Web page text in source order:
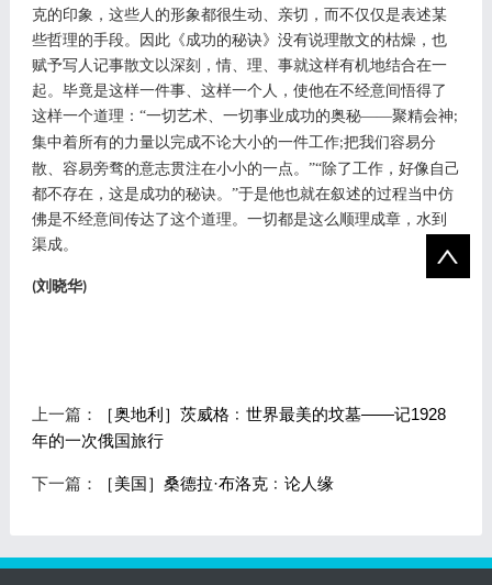
克的印象，这些人的形象都很生动、亲切，而不仅仅是表述某
些哲理的手段。因此《成功的秘诀》没有说理散文的枯燥，也
赋予写人记事散文以深刻，情、理、事就这样有机地结合在一
起。毕竟是这样一件事、这样一个人，使他在不经意间悟得了
这样一个道理：“一切艺术、一切事业成功的奥秘——聚精会神;
集中着所有的力量以完成不论大小的一件工作;把我们容易分
散、容易旁骛的意志贯注在小小的一点。”“除了工作，好像自己
都不存在，这是成功的秘诀。”于是他也就在叙述的过程当中仿
佛是不经意间传达了这个道理。一切都是这么顺理成章，水到
渠成。
(刘晓华)
上一篇：
［奥地利］茨威格﹕世界最美的坟墓——记1928
年的一次俄国旅行
下一篇： ［美国］桑德拉·布洛克﹕论人缘